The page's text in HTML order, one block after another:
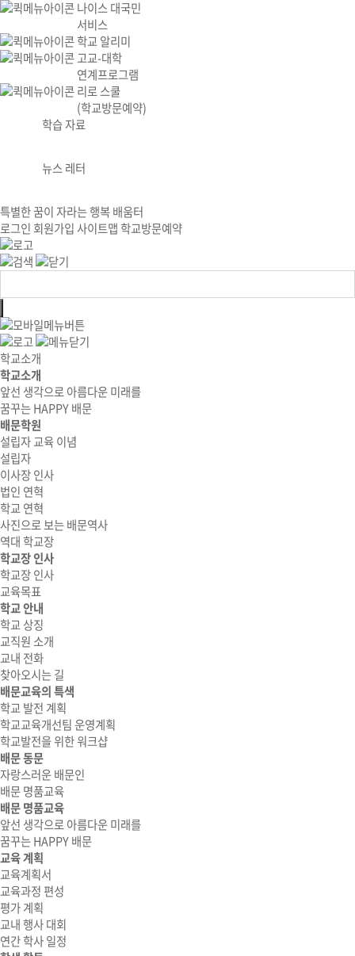
나이스 대국민
서비스
학교 알리미
고교-대학
연계프로그램
리로 스쿨
(학교방문예약)
학습 자료
뉴스 레터
특별한 꿈이 자라는 행복 배움터
로그인 회원가입사이트맵학교방문예약
학교소개
학교소개
앞선 생각으로 아름다운 미래를
꿈꾸는 HAPPY 배문
배문학원
설립자 교육 이념
설립자
이사장 인사
법인 연혁
학교 연혁
사진으로 보는 배문역사
역대 학교장
학교장 인사
학교장 인사
교육목표
학교 안내
학교 상징
교직원 소개
교내 전화
찾아오시는 길
배문교육의 특색
학교 발전 계획
학교교육개선팀 운영계획
학교발전을 위한 워크샵
배문 동문
자랑스러운 배문인
배문 명품교육
배문 명품교육
앞선 생각으로 아름다운 미래를
꿈꾸는 HAPPY 배문
교육 계획
교육계획서
교육과정 편성
평가 계획
교내 행사 대회
연간 학사 일정